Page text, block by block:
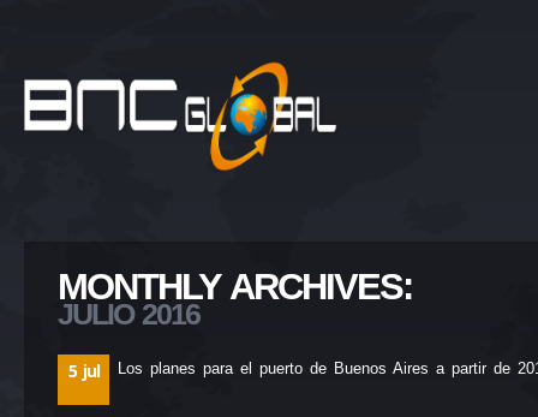
MONTHLY ARCHIVES:
JULIO 2016
5 jul Los planes para el puerto de Buenos Aires a partir de